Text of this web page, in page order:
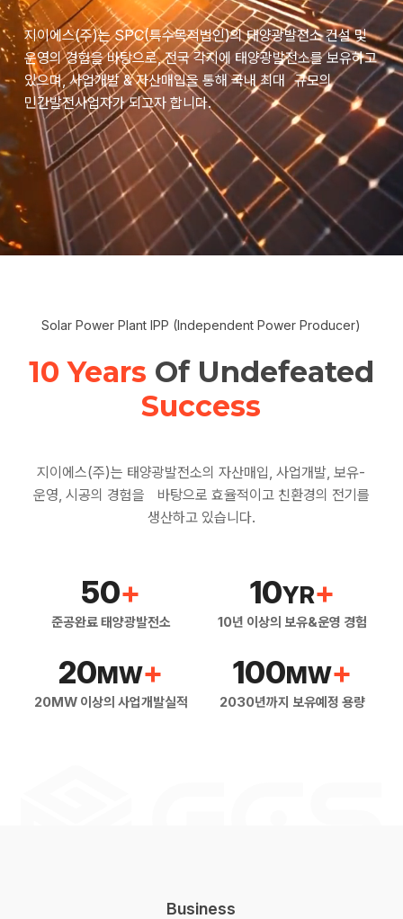
지이에스(주)는 SPC(특수목적법인)의 태양광발전소 건설 및
운영의 경험을 바탕으로, 전국 각지에 태양광발전소를 보유하고
있으며, 사업개발 & 자산매입을 통해 국내 최대 규모의
민간발전사업자가 되고자 합니다.
Solar Power Plant IPP (Independent Power Producer)
10 Years Of Undefeated
Success
지이에스(주)는 태양광발전소의 자산매입, 사업개발, 보유-
운영, 시공의 경험을 바탕으로 효율적이고 친환경의 전기를
생산하고 있습니다.
50+
준공완료 태양광발전소
10YR+
10년 이상의 보유&운영 경험
20MW+
20MW 이상의 사업개발실적
100MW+
2030년까지 보유예정 용량
Business